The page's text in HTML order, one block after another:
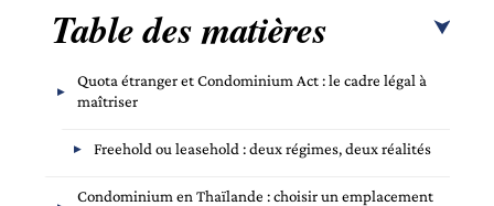
Table des matières
Quota étranger et Condominium Act : le cadre légal à
maîtriser
Freehold ou leasehold : deux régimes, deux réalités
Condominium en Thaïlande : choisir un emplacement